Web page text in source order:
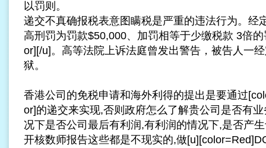
以罚则。
递交不真确报税表意图瞒税是严重的违法行为。经
高刑罚为罚款$50,000、加罚相等于少缴税款 3倍
or][/u]。高等法院上诉法庭曾发出警告，被告人一
狱。
香港公司的免税申请和海外利得的提出是要通过
or]的递交来实现,否则政府怎么了解贵公司是否有
况下是否公司最后有利润,有利润的情况下,是否产
开核数师报告这些都是不现实的,做